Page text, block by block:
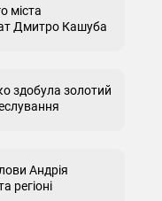
міста
Дмитро Кашуба
здобула золотий
Андрія
регіоні